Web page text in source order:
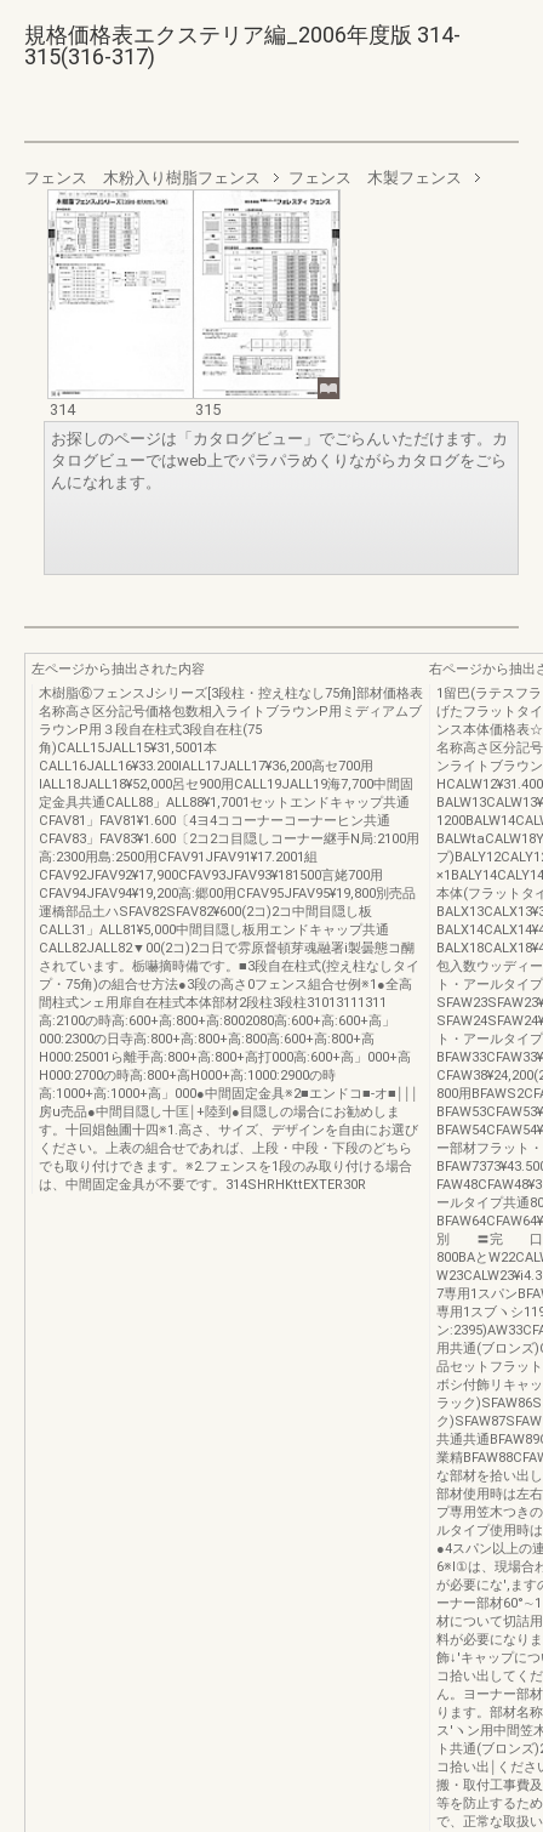
規格価格表エクステリア編_2006年度版 314-
315(316-317)
フェンス 木粉入り樹脂フェンス フェンス 木製フェンス
314
315
お探しのページは「カタログビュー」でごらんいただけます。カ
タログビューではweb上でパラパラめくりながらカタログをごら
んになれます。
左ページから抽出された内容
木樹脂⑥フェンスJシリーズ[3段柱・控え柱なし75角]部材価格表
名称高さ区分記号価格包数相入ライトブラウンP用ミディアムブ
ラウンP用３段自在柱式3段自在柱(75
角)CALL15JALL15¥31,5001本
CALL16JALL16¥33.200IALL17JALL17¥36,200高セ700用
IALL18JALL18¥52,000呂セ900用CALL19JALL19海7,700中間固
定金具共通CALL88」ALL88¥1,7001セットエンドキャップ共通
CFAV81」FAV81¥1.600〔4ヨ4ココーナーコーナーヒン共通
CFAV83」FAV83¥1.600〔2コ2コ目隠しコーナー継手N局:2100用
高:2300用島:2500用CFAV91JFAV91¥17.2001組
CFAV92JFAV92¥17,900CFAV93JFAV93¥181500言姥700用
CFAV94JFAV94¥19,200高:郷00用CFAV95JFAV95¥19,800別売品
運橋部品土ハSFAV82SFAV82¥600(2コ)2コ中間目隠し板
CALL31」ALL81¥5,000中間目隠し板用エンドキャップ共通
CALL82JALL82▼00(2コ)2コ日で雰原督頓芽魂融署i製曇態コ醐
されています。栃嚇摘時備です。■3段自在柱式(控え柱なしタイ
プ・75角)の組合せ方法●3段の高さ0フェンス組合せ例※1●全高
間柱式ンェ用扉自在桂式本体部材2段柱3段柱31013111311
高:2100の時高:600+高:800+高:8002080高:600+高:600+高」
000:2300の日寺高:800+高:800+高:800高:600+高:800+高
H000:25001ら離手高:800+高:800+高打000高:600+高」000+高
H000:2700の時高:800+高H000+高:1000:2900の時
高:1000+高:1000+高」000●中間固定金具※2■エンドコ■‐オ■￨￨￨
房u売品●中間目隠し十匡￨+陸到●目隠しの場合にお勧めしま
す。十回娼蝕圃十四※1.高さ、サイズ、デザインを自由にお選び
ください。上表の組合せであれば、上段・中段・下段のどちら
でも取り付けできます。※2.フェンスを1段のみ取り付ける場合
は、中間固定金具が不要です。314SHRHKttEXTER30R
右ページから抽出
1留巴(ラテスフ
げたフラットタ
ンス本体価格表
名称高さ区分記
ンライトブラウ
プ
本体(フラットタ
包入数ウッディ
ト・アールタイ
ト・アールタイ
800用
ー部材フラット
ールタイプ共通
別 〓完 口四切
800BAと
7専用1スパン
専用1スブヽシ
ン
用共通(ブロンズ
品セットフラッ
ボシ付飾リキャ
ラック
ク
共通共通
業精
な部材を拾い出
部材使用時は左
プ専用笠木つき
ルタイプ使用時
●4スパン以上の
6※l①は、現場合
が必要にな',ます
ーナー部材
材について切詰
料が必要になり
飾↓'キャップに
コ拾い出してく
ん。ヨーナー部
ります。部材名
ス′ヽン用中間笠
ト共通(ブロン
コ拾い出￨くださ
搬・取付工事費
等を防止するた
で、正常な取扱